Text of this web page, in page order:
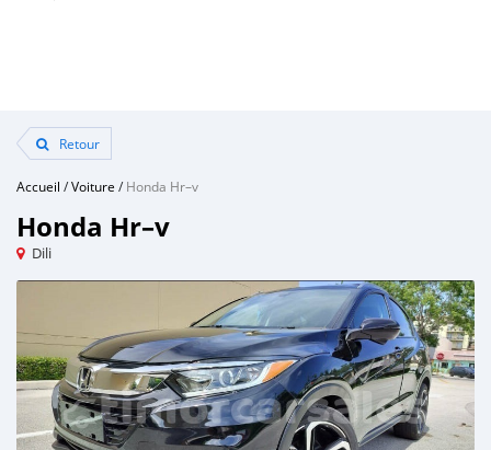
Retour
Accueil /Voiture /Honda Hr–v
Honda Hr–v
Dili